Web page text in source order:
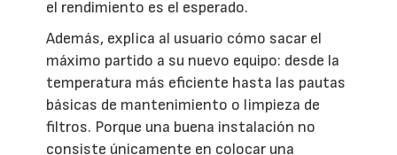
el rendimiento es el esperado.
Además, explica al usuario cómo sacar el
máximo partido a su nuevo equipo: desde la
temperatura más eficiente hasta las pautas
básicas de mantenimiento o limpieza de
filtros. Porque una buena instalación no
consiste únicamente en colocar una